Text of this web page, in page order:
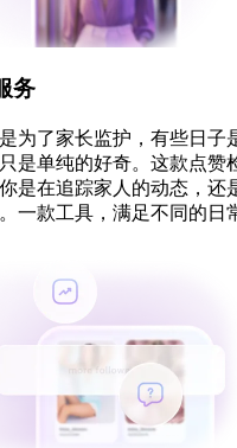
务
为了家长监护，有些日子
是单纯的好奇。这款点赞
是在追踪家人的动态，还
一款工具，满足不同的日